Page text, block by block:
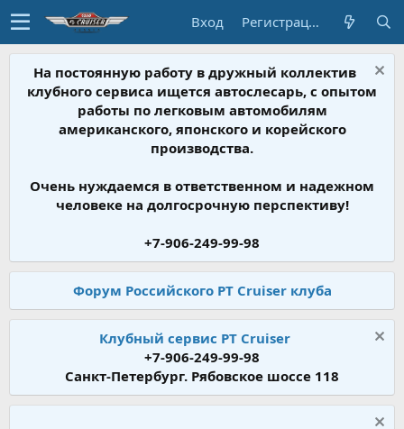
Вход Регистрация
На постоянную работу в дружный коллектив
клубного сервиса ищется автослесарь, с опытом
работы по легковым автомобилям
американского, японского и корейского
производства.
Очень нуждаемся в ответственном и надежном
человеке на долгосрочную перспективу!
+7-906-249-99-98
Форум Российского PT Cruiser клуба
Клубный сервис PT Cruiser
+7-906-249-99-98
Санкт-Петербург. Рябовское шоссе 118